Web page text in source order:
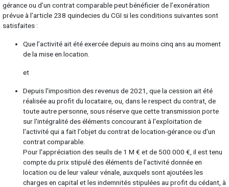
gérance ou d’un contrat comparable peut bénéficier de l’exonération
prévue à l’article 238 quindecies du CGI si les conditions suivantes sont
satisfaites :
Que l’activité ait été exercée depuis au moins cinq ans au moment
de la mise en location.
et
Depuis l'imposition des revenus de 2021, que la cession ait été
réalisée au profit du locataire, ou, dans le respect du contrat, de
toute autre personne, sous réserve que cette transmission porte
sur l'intégralité des éléments concourant à l'exploitation de
l'activité qui a fait l'objet du contrat de location-gérance ou d'un
contrat comparable.
Pour l'appréciation des seuils de 1 M € et de 500 000 €, il est tenu
compte du prix stipulé des éléments de l'activité donnée en
location ou de leur valeur vénale, auxquels sont ajoutées les
charges en capital et les indemnités stipulées au profit du cédant, à